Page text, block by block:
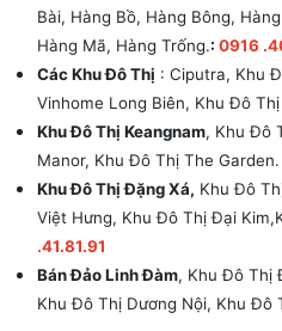
Bài, Hàng Bồ, Hàng Bông,
Hàng Mã, Hàng Trống.: 0916
Các Khu Đô Thị : Ciputra, Khu
Vinhome Long Biên, Khu Đô
Khu Đô Thị Keangnam, Khu Đô
Manor, Khu Đô Thị The Garden.
Khu Đô Thị Đặng Xá, Khu Đô
Việt Hưng, Khu Đô Thị Đại
.41.81.91
Bán Đảo Linh Đàm, Khu Đô Thị
Khu Đô Thị Dương Nội, Khu Đô